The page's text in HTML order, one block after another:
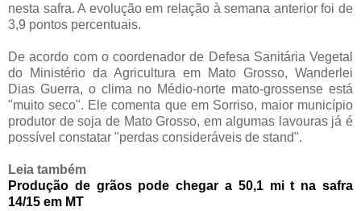
nesta safra. A evolução em relação à semana anterior foi de
3,9 pontos percentuais.
De acordo com o coordenador de Defesa Sanitária Vegetal
do Ministério da Agricultura em Mato Grosso, Wanderlei
Dias Guerra, o clima no Médio-norte mato-grossense está
"muito seco". Ele comenta que em Sorriso, maior município
produtor de soja de Mato Grosso, em algumas lavouras já é
possível constatar "perdas consideráveis de stand".
Leia também
Produção de grãos pode chegar a 50,1 mi t na safra
14/15 em MT